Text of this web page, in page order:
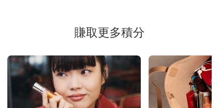
賺取更多積分